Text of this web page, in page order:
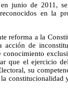
junio de 2011,
en la
reforma a la
acción de
conocimiento
que el ejercicio
su
constitucionalidad